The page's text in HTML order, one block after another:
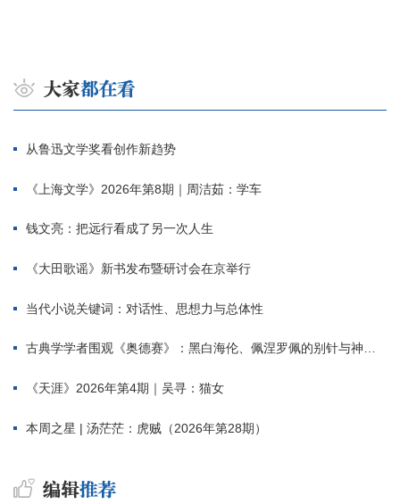
从鲁迅文学奖看创作新趋势
《上海文学》2026年第8期｜周洁茹：学车
钱文亮：把远行看成了另一次人生
《大田歌谣》新书发布暨研讨会在京举行
当代小说关键词：对话性、思想力与总体性
古典学学者围观《奥德赛》：黑白海伦、佩涅罗佩的别针与神秘入侵者
《天涯》2026年第4期｜吴寻：猫女
本周之星 | 汤茫茫：虎贼（2026年第28期）